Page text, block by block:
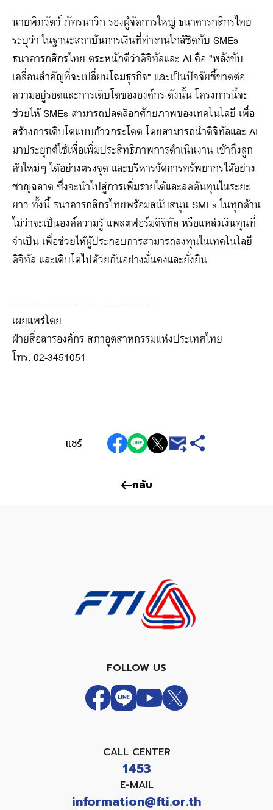
นายพิภวัตว์ ภัทรนาวิก รองผู้จัดการใหญ่ ธนาคารกสิกรไทย
ระบุว่า ในฐานะสถาบันการเงินที่ทำงานใกล้ชิดกับ SMEs
ธนาคารกสิกรไทย ตระหนักดีว่าดิจิทัลและ AI คือ "พลังขับ
เคลื่อนสำคัญที่จะเปลี่ยนโฉมธุรกิจ" และเป็นปัจจัยชี้ขาดต่อ
ความอยู่รอดและการเติบโตขององค์กร ดังนั้น โครงการนี้จะ
ช่วยให้ SMEs สามารถปลดล็อกศักยภาพของเทคโนโลยี เพื่อ
สร้างการเติบโตแบบก้าวกระโดด โดยสามารถนำดิจิทัลและ AI
มาประยุกต์ใช้เพื่อเพิ่มประสิทธิภาพการดำเนินงาน เข้าถึงลูก
ค้าใหม่ๆ ได้อย่างตรงจุด และบริหารจัดการทรัพยากรได้อย่าง
ชาญฉลาด ซึ่งจะนำไปสู่การเพิ่มรายได้และลดต้นทุนในระยะ
ยาว ทั้งนี้ ธนาคารกสิกรไทยพร้อมสนับสนุน SMEs ในทุกด้าน
ไม่ว่าจะเป็นองค์ความรู้ แพลตฟอร์มดิจิทัล หรือแหล่งเงินทุนที่
จำเป็น เพื่อช่วยให้ผู้ประกอบการสามารถลงทุนในเทคโนโลยี
ดิจิทัล และเติบโตไปด้วยกันอย่างมั่นคงและยั่งยืน
----------------------------------------------
เผยแพร่โดย
ฝ่ายสื่อสารองค์กร สภาอุตสาหกรรมแห่งประเทศไทย
โทร. 02-3451051
แชร์
กลับ
FOLLOW US
CALL CENTER
1453
E-MAIL
information@fti.or.th